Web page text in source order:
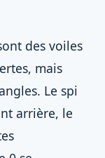
des voiles
mais
Le spi
arrière, le